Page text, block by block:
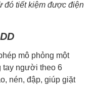
đó tiết kiệm được điện
mô phỏng một
tay người theo 6
nén, đập, giúp giặt